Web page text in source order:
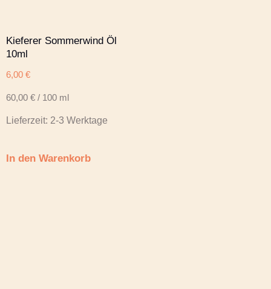
Kieferer Sommerwind Öl
10ml
6,00 €
60,00 € / 100 ml
Lieferzeit: 2-3 Werktage
In den Warenkorb